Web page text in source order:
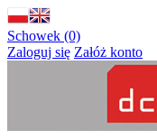
Schowek (0)
Zaloguj się Załóż konto